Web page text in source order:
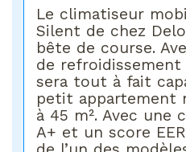
Le climatiseur
Silent de chez
bête de course.
de refroidissement
sera tout à fait
petit appartement
à 45 m². Avec une
A+ et un score